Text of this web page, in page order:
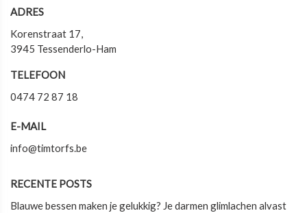
ADRES
Korenstraat 17,
3945 Tessenderlo-Ham
TELEFOON
0474 72 87 18
E-MAIL
info@timtorfs.be
RECENTE POSTS
Blauwe bessen maken je gelukkig? Je darmen glimlachen alvast